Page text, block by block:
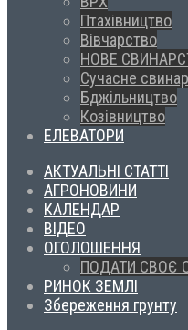
Птахівництво
Вівчарство
НОВЕ
Сучасне
Бджільництво
Козівництво
ЕЛЕВАТОРИ
АКТУАЛЬНІ СТАТТІ
АГРОНОВИНИ
КАЛЕНДАР
ВІДЕО
ОГОЛОШЕННЯ
ПОДАТИ СВОЄ
РИНОК ЗЕМЛІ
Збереження грунту